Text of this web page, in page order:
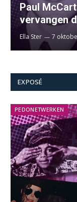
Paul
vervangen
Ella Ster 7
EXPOSÉ
PEDONETWERKEN